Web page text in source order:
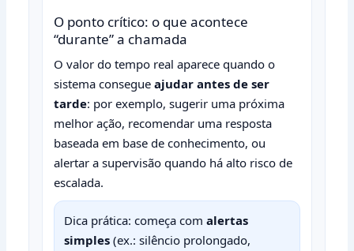
O ponto crítico: o que acontece
“durante” a chamada
O valor do tempo real aparece quando o
sistema consegueajudar antes de ser
tarde: por exemplo, sugerir uma próxima
melhor ação, recomendar uma resposta
baseada em base de conhecimento, ou
alertar a supervisão quando há alto risco de
escalada.
Dica prática: começa comalertas
simples (ex.: silêncio prolongado,